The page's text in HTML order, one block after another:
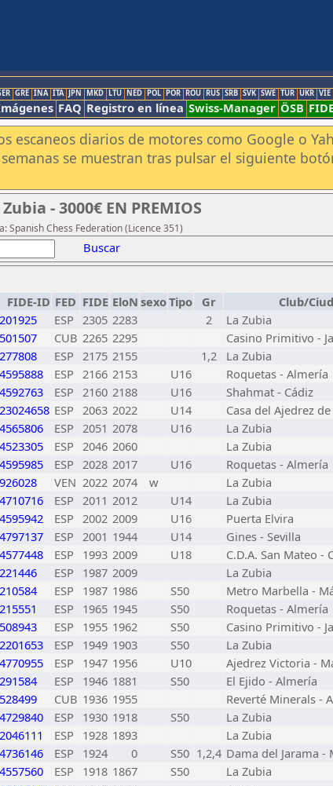
GRE INA ITA JPN MKD LTU NED POL POR ROU RUS SRB SVK SWE TUR UKR VIE
FAQ Registro en línea Swiss-Manager ÖSB
escaneos diarios de motores como Google o
se muestran tras pulsar el siguiente
- 3000€ EN PREMIOS
Chess Federation (Licence 351)
Buscar
FIDE-ID FED FIDE EloN sexoTipo Gr
Club/
ESP 2305 2283 2
La Zubia
CUB 2265 2295
Casino Primitivo -
ESP 2175 2155 1,2
La Zubia
ESP 2166 2153 U16
Roquetas - Almería
ESP 2160 2188 U16
Shahmat - Cádiz
ESP 2063 2022 U14
Casa del Ajedrez
ESP 2051 2078 U16
La Zubia
ESP 2046 2060
La Zubia
ESP 2028 2017 U16
Roquetas - Almería
VEN 2022 2074 w
La Zubia
ESP 2011 2012 U14
La Zubia
ESP 2002 2009 U16
Puerta Elvira
ESP 2001 1944 U14
Gines - Sevilla
ESP 1993 2009 U18
C.D.A. San Mateo -
ESP 1987 2009
La Zubia
ESP 1987 1986 S50
Metro Marbella -
ESP 1965 1945 S50
Roquetas - Almería
ESP 1955 1962 S50
Casino Primitivo -
ESP 1949 1903 S50
La Zubia
ESP 1947 1956 U10
Ajedrez Victoria -
ESP 1946 1881 S50
El Ejido - Almería
CUB 1936 1955
Reverté Minerals -
ESP 1930 1918 S50
La Zubia
ESP 1928 1893
La Zubia
ESP 1924 0 S50 1,2,4 Dama del Jarama -
ESP 1918 1867 S50
La Zubia